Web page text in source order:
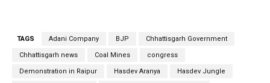
TAGS Adani Company BJP Chhattisgarh Government
Chhattisgarh news Coal Mines congress
Demonstration in Raipur Hasdev Aranya Hasdev Jungle